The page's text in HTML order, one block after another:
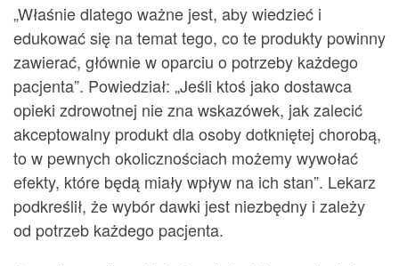
„Właśnie dlatego ważne jest, aby wiedzieć i
edukować się na temat tego, co te produkty powinny
zawierać, głównie w oparciu o potrzeby każdego
pacjenta”. Powiedział: „Jeśli ktoś jako dostawca
opieki zdrowotnej nie zna wskazówek, jak zalecić
akceptowalny produkt dla osoby dotkniętej chorobą,
to w pewnych okolicznościach możemy wywołać
efekty, które będą miały wpływ na ich stan”. Lekarz
podkreślił, że wybór dawki jest niezbędny i zależy
od potrzeb każdego pacjenta.